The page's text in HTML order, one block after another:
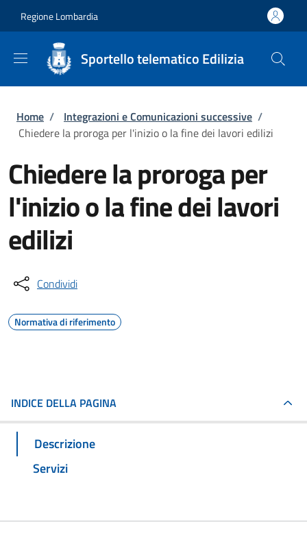
Regione Lombardia
Sportello telematico Edilizia
Briciole di pane
Home / Integrazioni e Comunicazioni successive /
Chiedere la proroga per l'inizio o la fine dei lavori edilizi
Chiedere la proroga per
l'inizio o la fine dei lavori
edilizi
Condividi
Normativa di riferimento
INDICE DELLA PAGINA
Descrizione
Servizi